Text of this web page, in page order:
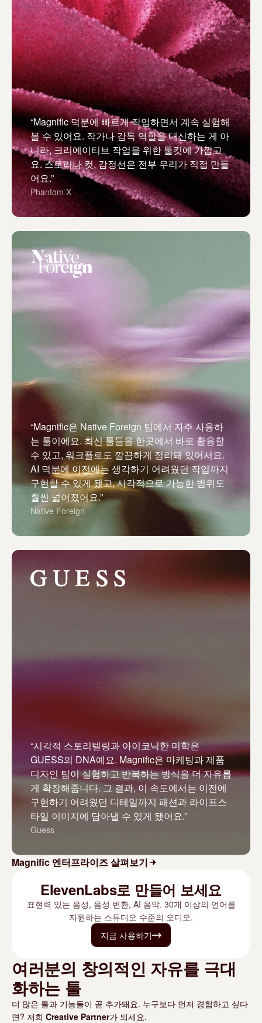
“Magnific 덕분에 빠르게 작업하면서 계속 실험해
볼 수 있어요. 작가나 감독 역할을 대신하는 게 아
니라, 크리에이티브 작업을 위한 툴킷에 가깝고
요. 스토리나 컷, 감정선은 전부 우리가 직접 만들
어요.”
Phantom X
“Magnific은 Native Foreign 팀에서 자주 사용하
는 툴이에요. 최신 툴들을 한곳에서 바로 활용할
수 있고, 워크플로도 깔끔하게 정리돼 있어서요.
AI 덕분에 이전에는 생각하기 어려웠던 작업까지
구현할 수 있게 됐고, 시각적으로 가능한 범위도
훨씬 넓어졌어요.”
Native Foreign
“시각적 스토리텔링과 아이코닉한 미학은
GUESS의 DNA예요. Magnific은 마케팅과 제품
디자인 팀이 실험하고 반복하는 방식을 더 자유롭
게 확장해줍니다. 그 결과, 이 속도에서는 이전에
구현하기 어려웠던 디테일까지 패션과 라이프스
타일 이미지에 담아낼 수 있게 됐어요.”
Guess
Magnific 엔터프라이즈 살펴보기
ElevenLabs로 만들어 보세요
표현력 있는 음성, 음성 변환, AI 음악. 30개 이상의 언어를
지원하는 스튜디오 수준의 오디오.
지금 사용하기
여러분의 창의적인 자유를 극대
화하는 툴
더 많은 툴과 기능들이 곧 추가돼요. 누구보다 먼저 경험하고 싶다
면? 저희 Creative Partner가 되세요.